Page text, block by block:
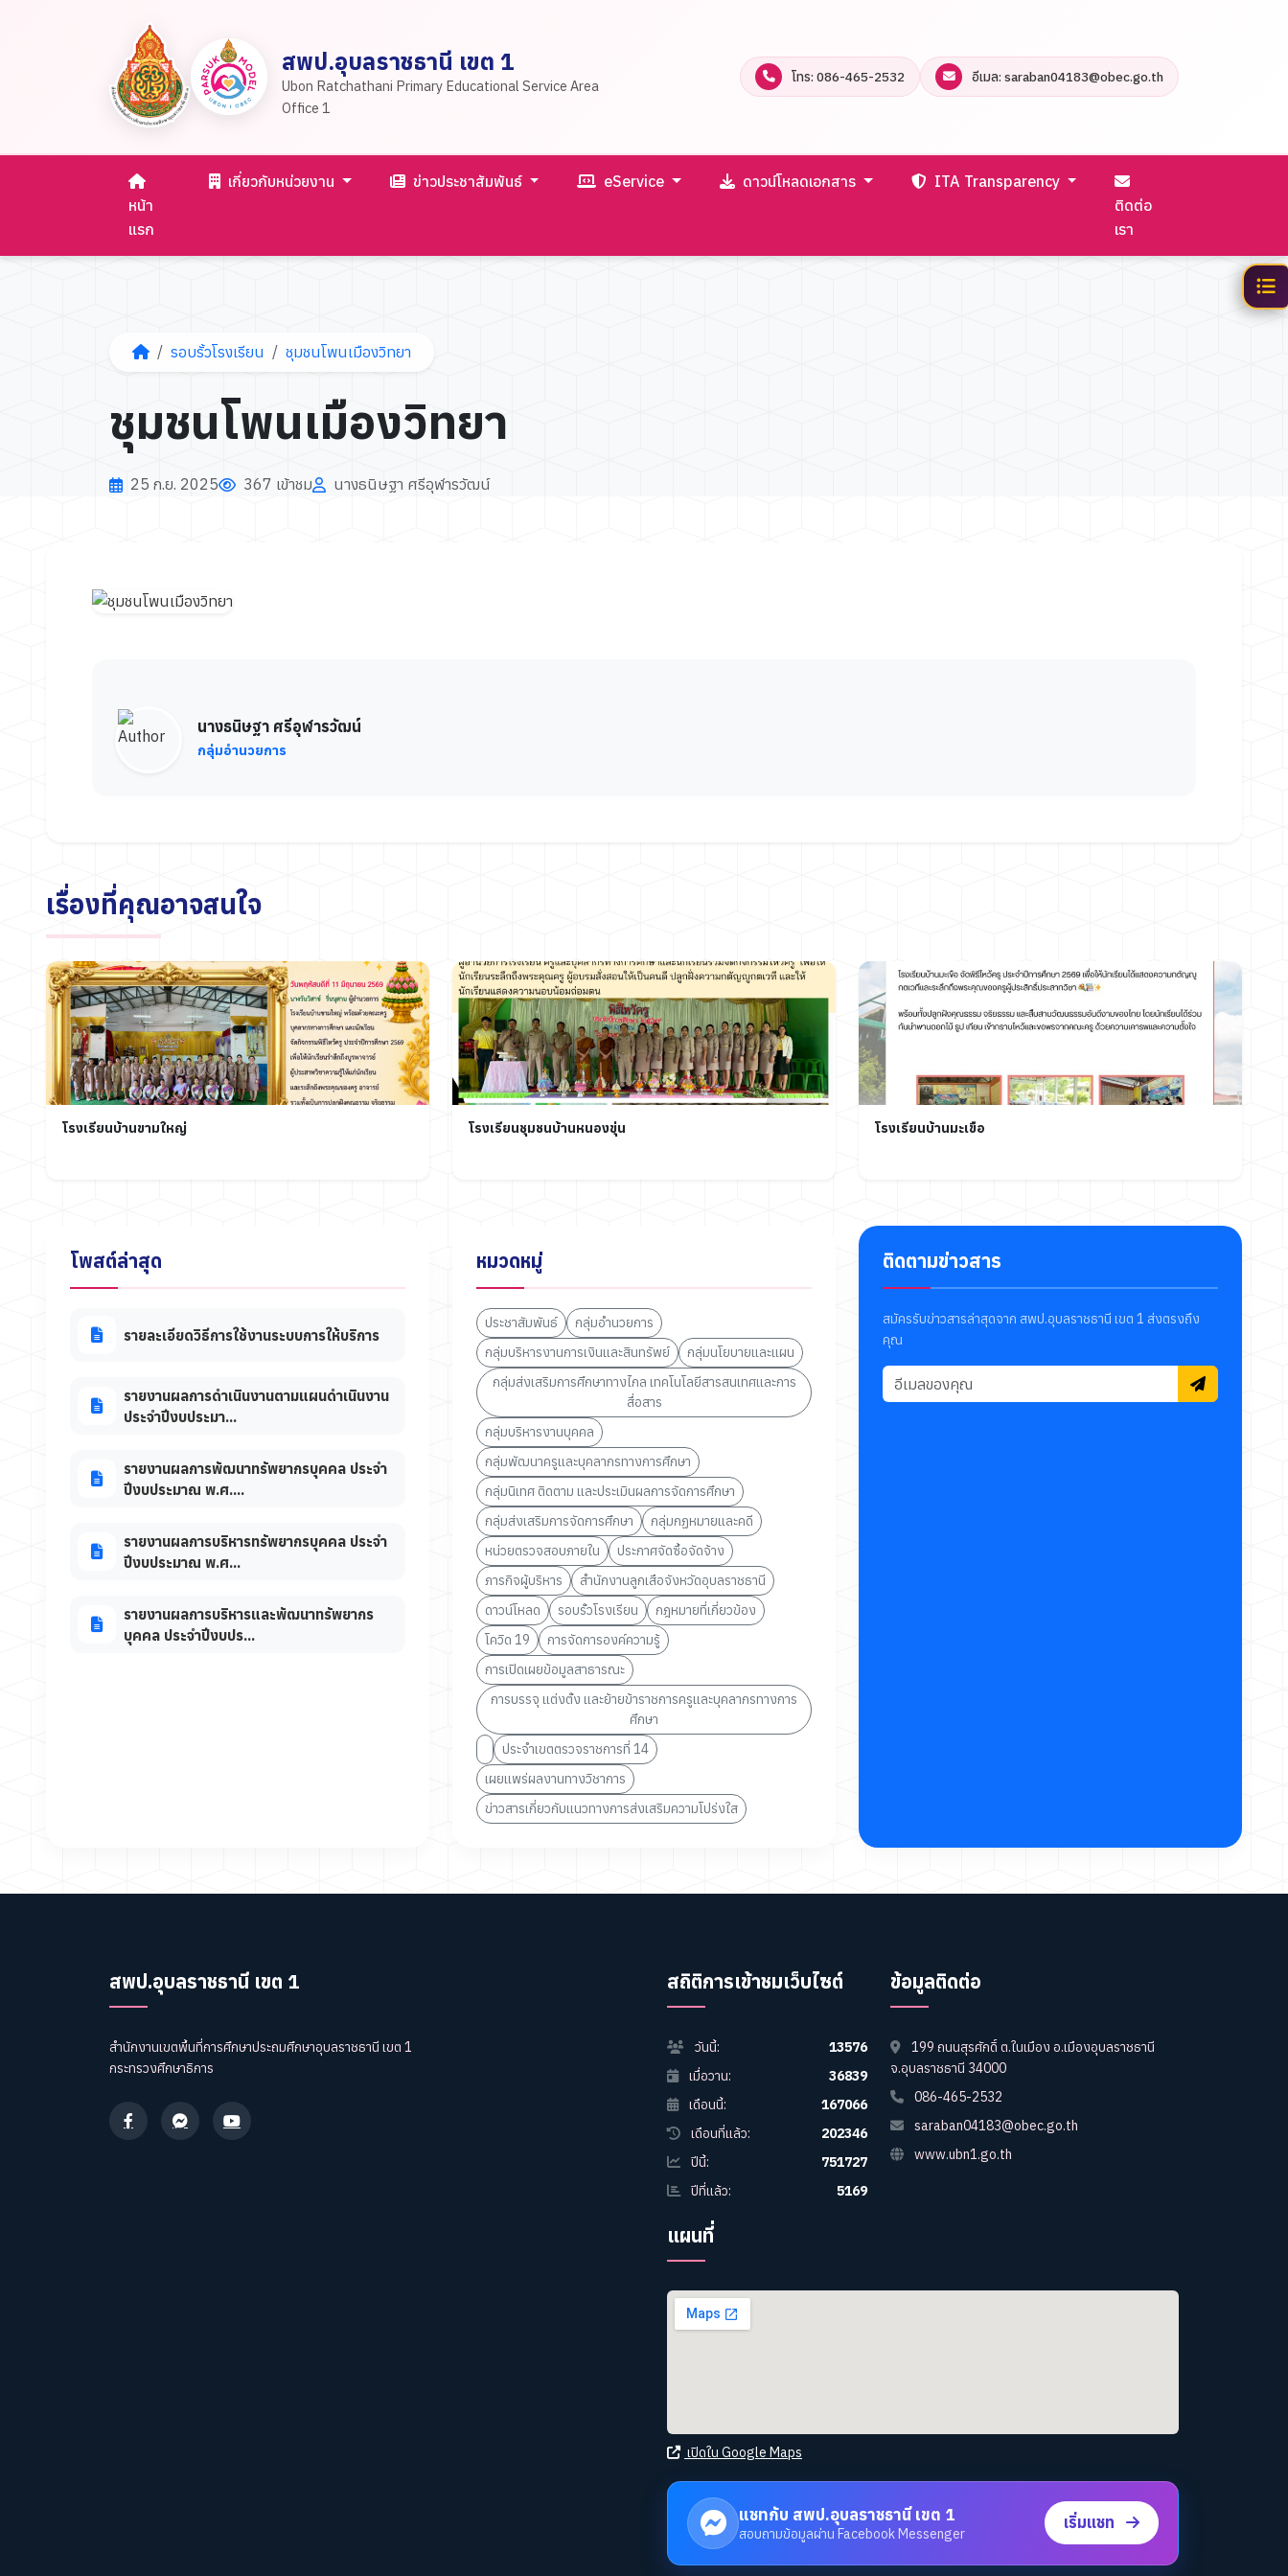
สพป.อุบลราชธานี เขต 1
Ubon Ratchathani Primary Educational Service Area
Office 1
โทร: 086-465-2532 อีเมล: saraban04183@obec.go.th
หน้า
แรก
เกี่ยวกับหน่วยงาน ข่าวประชาสัมพันธ์ eService ดาวน์โหลดเอกสาร
ITA Transparency
ติดต่อ
เรา
รอบรั้วโรงเรียน ชุมชนโพนเมืองวิทยา
ชุมชนโพนเมืองวิทยา
25 ก.ย. 2025 367 เข้าชม นางธนิษฐา ศรีอุฬารวัฒน์
นางธนิษฐา ศรีอุฬารวัฒน์
กลุ่มอำนวยการ
เรื่องที่คุณอาจสนใจ
โรงเรียนบ้านขามใหญ่ โรงเรียนชุมชนบ้านหนองขุ่น โรงเรียนบ้านมะเขือ
โพสต์ล่าสุด
รายละเอียดวิธีการใช้งานระบบการให้บริการ
รายงานผลการดำเนินงานตามแผนดำเนินงาน
ประจำปีงบประมา...
รายงานผลการพัฒนาทรัพยากรบุคคล ประจำ
ปีงบประมาณ พ.ศ....
รายงานผลการบริหารทรัพยากรบุคคล ประจำ
ปีงบประมาณ พ.ศ...
รายงานผลการบริหารและพัฒนาทรัพยากร
บุคคล ประจำปีงบปร...
หมวดหมู่
ประชาสัมพันธ์
กลุ่มอำนวยการ
กลุ่มบริหารงานการเงินและสินทรัพย์
กลุ่มนโยบายและแผน
กลุ่มส่งเสริมการศึกษาทางไกล เทคโนโลยีสารสนเทศและการ
สื่อสาร
กลุ่มบริหารงานบุคคล
กลุ่มพัฒนาครูและบุคลากรทางการศึกษา
กลุ่มนิเทศ ติดตาม และประเมินผลการจัดการศึกษา
กลุ่มส่งเสริมการจัดการศึกษา
กลุ่มกฏหมายและคดี
หน่วยตรวจสอบภายใน
ประกาศจัดซื้อจัดจ้าง
ภารกิจผู้บริหาร
สำนักงานลูกเสือจังหวัดอุบลราชธานี
ดาวน์โหลด
รอบรั้วโรงเรียน
กฎหมายที่เกี่ยวข้อง
โควิด 19
การจัดการองค์ความรู้
การเปิดเผยข้อมูลสาธารณะ
การบรรจุ แต่งตั้ง และย้ายข้าราชการครูและบุคลากรทางการ
ศึกษา
ประจำเขตตรวจราชการที่ 14
เผยแพร่ผลงานทางวิชาการ
ข่าวสารเกี่ยวกับแนวทางการส่งเสริมความโปร่งใส
ติดตามข่าวสาร
สมัครรับข่าวสารล่าสุดจาก สพป.อุบลราชธานี เขต 1 ส่งตรงถึง
คุณ
สพป.อุบลราชธานี เขต 1
สำนักงานเขตพื้นที่การศึกษาประถมศึกษาอุบลราชธานี เขต 1
กระทรวงศึกษาธิการ
สถิติการเข้าชมเว็บไซต์
วันนี้:
13576
เมื่อวาน:
36839
เดือนนี้:
167066
เดือนที่แล้ว:
202346
ปีนี้:
751727
ปีที่แล้ว:
5169
ข้อมูลติดต่อ
199 ถนนสุรศักดิ์ ต.ในเมือง อ.เมืองอุบลราชธานี
จ.อุบลราชธานี 34000
086-465-2532
saraban04183@obec.go.th
www.ubn1.go.th
แผนที่
เปิดใน Google Maps
แชทกับ สพป.อุบลราชธานี เขต 1
สอบถามข้อมูลผ่าน Facebook Messenger
เริ่มแชท